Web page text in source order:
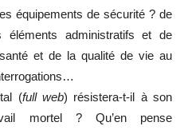
équipements de sécurité ? de
éléments administratifs et de
et de la qualité de vie au
(full web) résistera-t-il à son
mortel ? Qu’en pense